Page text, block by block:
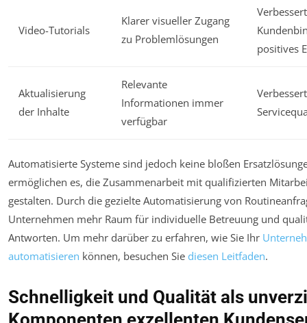
Video-Tutorials
Klarer visueller Zugang
zu Problemlösungen
positives
Aktualisierung
der Inhalte
Relevante
Informationen immer
verfügbar
Automatisierte Systeme sind jedoch keine bloßen
ermöglichen es, die Zusammenarbeit mit qualifizierten
gestalten. Durch die gezielte Automatisierung von
Unternehmen mehr Raum für individuelle Betreuung und
Antworten. Um mehr darüber zu erfahren, wie Sie Ihr
automatisieren können, besuchen Sie diesen Leitfaden.
Schnelligkeit und Qualität als